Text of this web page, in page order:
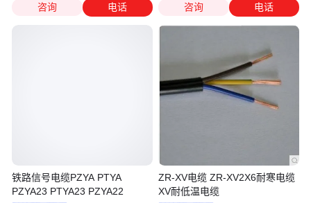
咨询 电话
铁路信号电缆PZYA PTYA
PZYA23 PTYA23 PZYA22
咨询 电话
ZR-XV电缆 ZR-XV2X6耐寒电缆
XV耐低温电缆